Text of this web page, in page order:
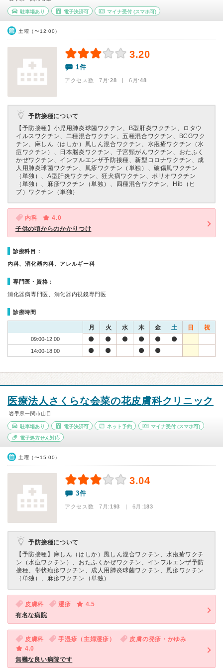
駐車場あり 電子決済可 マイナ受付 (スマホ可)
土曜（〜12:00）
3.20
1件
アクセス数 7月:28 | 6月:48
予防接種について
【予防接種】 小児用肺炎球菌ワクチン、B型肝炎ワクチン、ロタウ
イルスワクチン、二種混合ワクチン、五種混合ワクチン、BCGワク
チン、麻しん（はしか）風しん混合ワクチン、水疱瘡ワクチン（水
痘ワクチン）、日本脳炎ワクチン、子宮頸がんワクチン、おたふく
かぜワクチン、インフルエンザ予防接種、新型コロナワクチン、成
人用肺炎球菌ワクチン、風疹ワクチン（単独）、破傷風ワクチン
（単独）、A型肝炎ワクチン、狂犬病ワクチン、ポリオワクチン
（単独）、麻疹ワクチン（単独）、四種混合ワクチン、Hib（ヒ
ブ）ワクチン（単独）
内科
4.0
子供の頃からのかかりつけ
診療科目：
内科、消化器内科、アレルギー科
専門医・資格：
消化器病専門医、消化器内視鏡専門医
診療時間
月 火 水 木 金 土 日 祝
09:00-12:00
14:00-18:00
医療法人さくらな会菜の花皮膚科クリニック
岩手県一関市山目
駐車場あり 電子決済可 ネット予約 マイナ受付 (スマホ可)
電子処方せん対応
土曜（〜15:00）
3.04
3件
アクセス数 7月:193 | 6月:183
予防接種について
【予防接種】 麻しん（はしか）風しん混合ワクチン、水疱瘡ワクチ
ン（水痘ワクチン）、おたふくかぜワクチン、インフルエンザ予防
接種、帯状疱疹ワクチン、成人用肺炎球菌ワクチン、風疹ワクチン
（単独）、麻疹ワクチン（単独）
皮膚科 湿疹
4.5
有名な病院
皮膚科 手湿疹（主婦湿疹）
皮膚の発疹・かゆみ
4.0
無難な良い病院です